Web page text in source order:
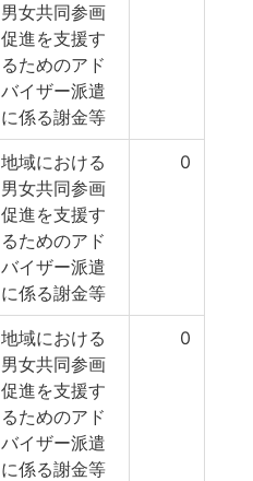
男女共同参画
促進を支援す
るためのアド
バイザー派遣
に係る謝金等
地域における
男女共同参画
促進を支援す
るためのアド
バイザー派遣
に係る謝金等
0
地域における
男女共同参画
促進を支援す
るためのアド
バイザー派遣
に係る謝金等
0